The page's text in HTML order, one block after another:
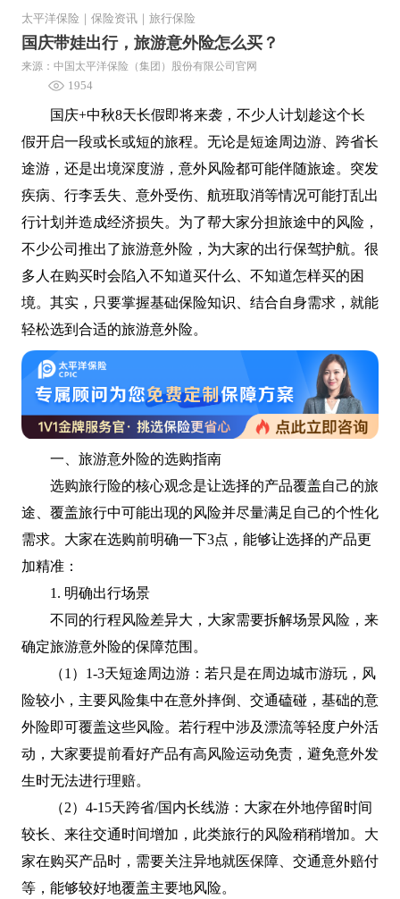
太平洋保险 保险资讯 旅行保险
国庆带娃出行，旅游意外险怎么买？
来源：中国太平洋保险（集团）股份有限公司官网
1954
国庆+中秋8天长假即将来袭，不少人计划趁这个长
假开启一段或长或短的旅程。无论是短途周边游、跨省长
途游，还是出境深度游，意外风险都可能伴随旅途。突发
疾病、行李丢失、意外受伤、航班取消等情况可能打乱出
行计划并造成经济损失。为了帮大家分担旅途中的风险，
不少公司推出了旅游意外险，为大家的出行保驾护航。很
多人在购买时会陷入不知道买什么、不知道怎样买的困
境。其实，只要掌握基础保险知识、结合自身需求，就能
轻松选到合适的旅游意外险。
一、旅游意外险的选购指南
选购旅行险的核心观念是让选择的产品覆盖自己的旅
途、覆盖旅行中可能出现的风险并尽量满足自己的个性化
需求。大家在选购前明确一下3点，能够让选择的产品更
加精准：
1. 明确出行场景
不同的行程风险差异大，大家需要拆解场景风险，来
确定旅游意外险的保障范围。
（1）1-3天短途周边游：若只是在周边城市游玩，风
险较小，主要风险集中在意外摔倒、交通磕碰，基础的意
外险即可覆盖这些风险。若行程中涉及漂流等轻度户外活
动，大家要提前看好产品有高风险运动免责，避免意外发
生时无法进行理赔。
（2）4-15天跨省/国内长线游：大家在外地停留时间
较长、来往交通时间增加，此类旅行的风险稍稍增加。大
家在购买产品时，需要关注异地就医保障、交通意外赔付
等，能够较好地覆盖主要地风险。